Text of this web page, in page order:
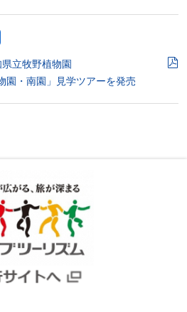
立牧野植物園
園・南園」見学ツアーを発売